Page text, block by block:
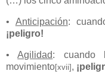
• Anticipación:
¡peligro!
•Agilidad: cuando
movimiento[xvii] ,